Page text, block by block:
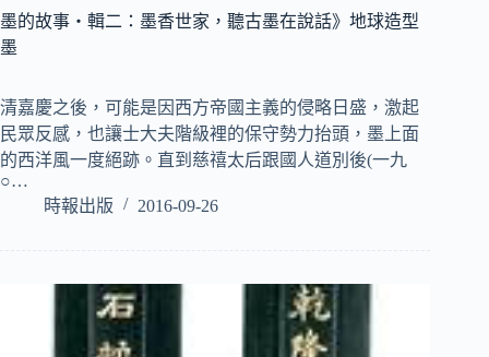
墨的故事‧輯二：墨香世家，聽古墨在說話》地球造型
墨
清嘉慶之後，可能是因西方帝國主義的侵略日盛，激起
民眾反感，也讓士大夫階級裡的保守勢力抬頭，墨上面
的西洋風一度絕跡。直到慈禧太后跟國人道別後(一九
○…
時報出版
2016-09-26